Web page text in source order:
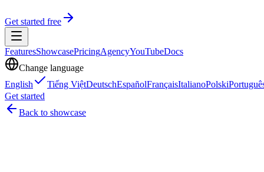
Get started free
FeaturesShowcasePricingAgencyYouTubeDocs
Change language
English
Tiếng ViệtDeutschEspañolFrançaisItalianoPolski
Get started
Back to showcase